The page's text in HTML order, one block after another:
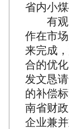
省内小
有观点
作在市
来完成
合的优
发文恳
的补偿
南省财
企业兼